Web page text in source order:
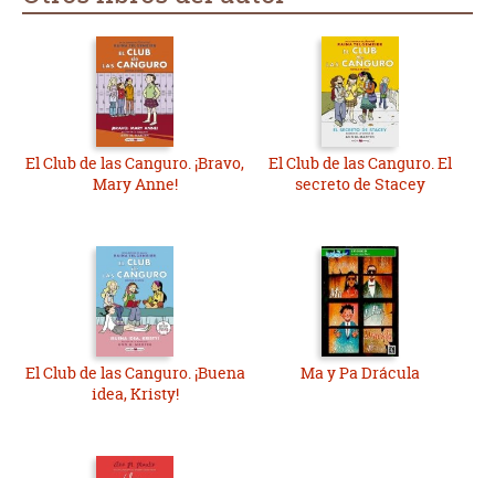
El Club de las Canguro. ¡Bravo,
Mary Anne!
El Club de las Canguro. El
secreto de Stacey
El Club de las Canguro. ¡Buena
idea, Kristy!
Ma y Pa Drácula